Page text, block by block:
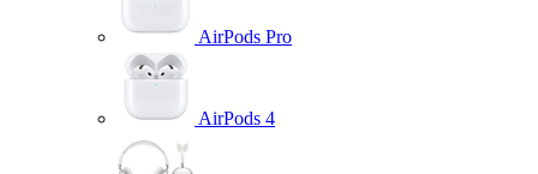
AirPods Pro
AirPods 4